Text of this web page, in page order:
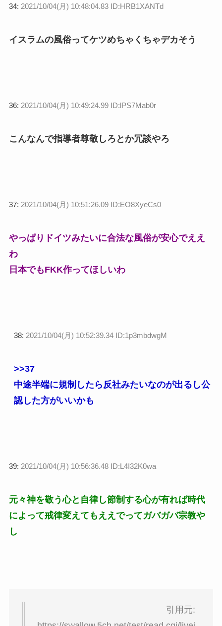
34: 2021/10/04(月) 10:48:04.83 ID:HRB1XANTd
イスラムの風俗ってケツめちゃくちゃデカそう
36: 2021/10/04(月) 10:49:24.99 ID:lPS7Mab0r
こんなんで指導者尊敬しろとか冗談やろ
37: 2021/10/04(月) 10:51:26.09 ID:EO8XyeCs0
やっぱりドイツみたいに合法な風俗が安心でええ
わ
日本でもFKK作ってほしいわ
38: 2021/10/04(月) 10:52:39.34 ID:1p3mbdwgM
>>37
中途半端に規制したら反社みたいなのが出るし公
認した方がいいかも
39: 2021/10/04(月) 10:56:36.48 ID:L4I32K0wa
元々神を敬う心と自律し節制する心が有れば時代
によって戒律変えてもええでってガバガバ宗教や
し
引用元: